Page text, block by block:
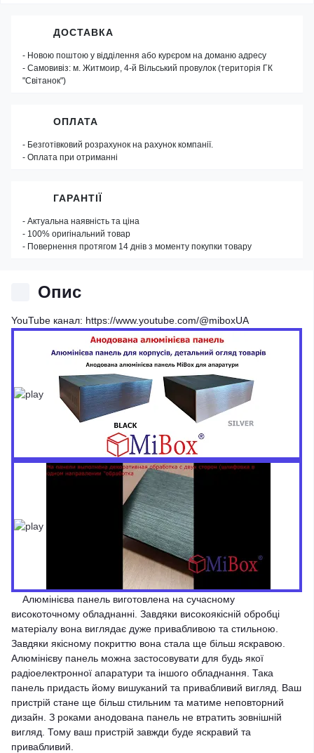
Опис
YouTube канал: https://www.youtube.com/@miboxUA
Алюмінієва панель виготовлена на сучасному
високоточному обладнанні. Завдяки високоякісній обробці
матеріалу вона виглядає дуже привабливою та стильною.
Завдяки якісному покриттю вона стала ще більш яскравою.
Алюмінієву панель можна застосовувати для будь якої
радіоелектронної апаратури та іншого обладнання. Така
панель придасть йому вишуканий та привабливий вигляд. Ваш
пристрій стане ще більш стильним та матиме неповторний
дизайн. З роками анодована панель не втратить зовнішній
вигляд. Тому ваш пристрій завжди буде яскравий та
привабливий.
ДОСТАВКА
- Новою поштою у відділення або курєром на доманю адресу
- Самовивіз: м. Житмоир, 4-й Вільський провулок (територія ГК
"Світанок")
ОПЛАТА
- Безготівковий розрахунок на рахунок компанії.
- Оплата при отриманні
ГАРАНТІЇ
- Актуальна наявність та ціна
- 100% оригінальний товар
- Повернення протягом 14 днів з моменту покупки товару